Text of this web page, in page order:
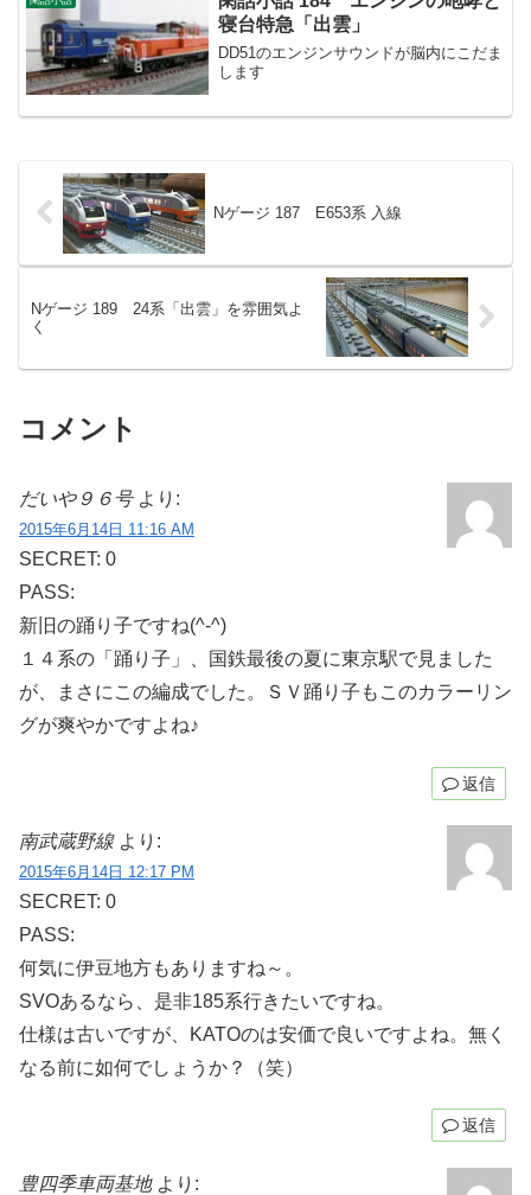
寝台特急「出雲」
DD51のエンジンサウンドが脳内にこだま
します
Nゲージ 187 E653系 入線
Nゲージ 189 24系「出雲」を雰囲気よ
く
コメント
だいや９６号 より:
2015年6月14日 11:16 AM
SECRET: 0
PASS:
新旧の踊り子ですね(^-^)
１４系の「踊り子」、国鉄最後の夏に東京駅で見ました
が、まさにこの編成でした。ＳＶ踊り子もこのカラーリン
グが爽やかですよね♪
返信
南武蔵野線 より:
2015年6月14日 12:17 PM
SECRET: 0
PASS:
何気に伊豆地方もありますね～。
SVOあるなら、是非185系行きたいですね。
仕様は古いですが、KATOのは安価で良いですよね。無く
なる前に如何でしょうか？（笑）
返信
豊四季車両基地 より: